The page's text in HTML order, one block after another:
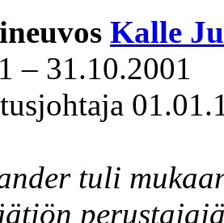
Kalle
– 31.10.2001
tuli